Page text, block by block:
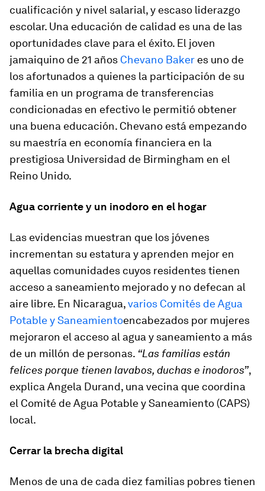
cualificación y nivel salarial, y escaso liderazgo
escolar. Una educación de calidad es una de las
oportunidades clave para el éxito. El joven
jamaiquino de 21 años Chevano Baker es uno de
los afortunados a quienes la participación de su
familia en un programa de transferencias
condicionadas en efectivo le permitió obtener
una buena educación. Chevano está empezando
su maestría en economía financiera en la
prestigiosa Universidad de Birmingham en el
Reino Unido.
Agua corriente y un inodoro en el hogar
Las evidencias muestran que los jóvenes
incrementan su estatura y aprenden mejor en
aquellas comunidades cuyos residentes tienen
acceso a saneamiento mejorado y no defecan al
aire libre. En Nicaragua,varios Comités de Agua
Potable y Saneamientoencabezados por mujeres
mejoraron el acceso al agua y saneamiento a más
de un millón de personas. “Las familias están
felices porque tienen lavabos, duchas e inodoros”,
explica Angela Durand, una vecina que coordina
el Comité de Agua Potable y Saneamiento (CAPS)
local.
Cerrar la brecha digital
Menos de una de cada diez familias pobres tienen